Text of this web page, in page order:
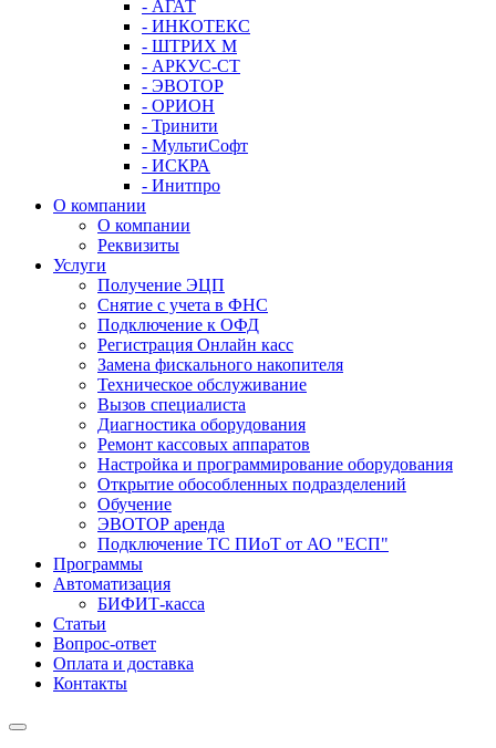
- АГАТ
- ИНКОТЕКС
- ШТРИХ М
- АРКУС-СТ
- ЭВОТОР
- ОРИОН
- Тринити
- МультиСофт
- ИСКРА
- Инитпро
О компании
О компании
Реквизиты
Услуги
Получение ЭЦП
Снятие с учета в ФНС
Подключение к ОФД
Регистрация Онлайн касс
Замена фискального накопителя
Техническое обслуживание
Вызов специалиста
Диагностика оборудования
Ремонт кассовых аппаратов
Настройка и программирование оборудования
Открытие обособленных подразделений
Обучение
ЭВОТОР аренда
Подключение ТС ПИоТ от АО "ЕСП"
Программы
Автоматизация
БИФИТ-касса
Статьи
Вопрос-ответ
Оплата и доставка
Контакты